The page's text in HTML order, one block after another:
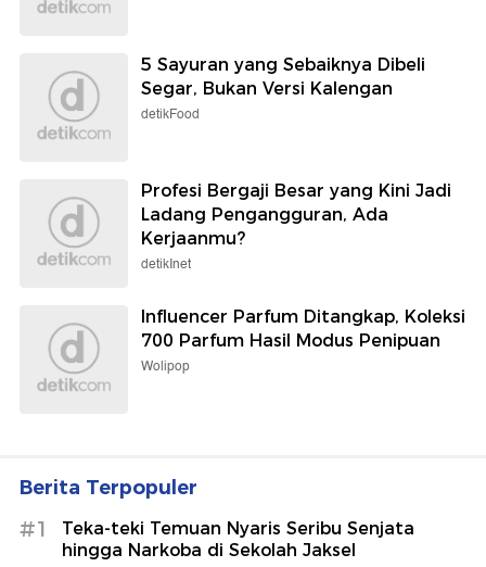
5 Sayuran yang Sebaiknya Dibeli
Segar, Bukan Versi Kalengan
detikFood
Profesi Bergaji Besar yang Kini Jadi
Ladang Pengangguran, Ada
Kerjaanmu?
detikInet
Influencer Parfum Ditangkap, Koleksi
700 Parfum Hasil Modus Penipuan
Wolipop
Berita Terpopuler
#1
Teka-teki Temuan Nyaris Seribu Senjata
hingga Narkoba di Sekolah Jaksel